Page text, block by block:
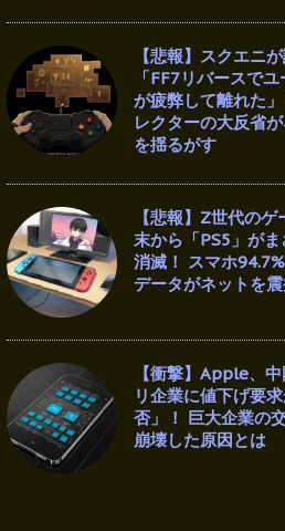
【悲報】スクエニ
「FF7リバースで
が疲弊して離れた
レクターの大反省
を揺るがす
【悲報】Z世代のゲ
末から「PS5」が
消滅！ スマホ
データがネットを
【衝撃】Apple、
リ企業に値下げ要
否」！ 巨大企業の
崩壊した原因とは